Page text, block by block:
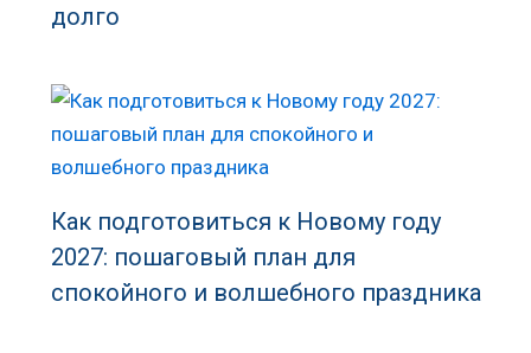
долго
Как подготовиться к Новому году
2027: пошаговый план для
спокойного и волшебного праздника